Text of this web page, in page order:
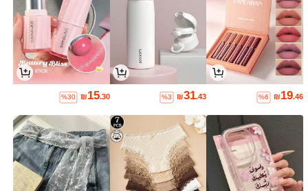
₪19.46
%6
₪31.43
%3
₪15.30
%30